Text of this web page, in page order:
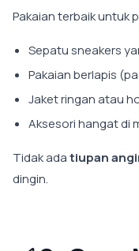
Pakaian terbaik untuk
Sepatu sneakers
Pakaian berlapis
Jaket ringan atau
Aksesori hangat di
Tidak adatiupan
dingin.